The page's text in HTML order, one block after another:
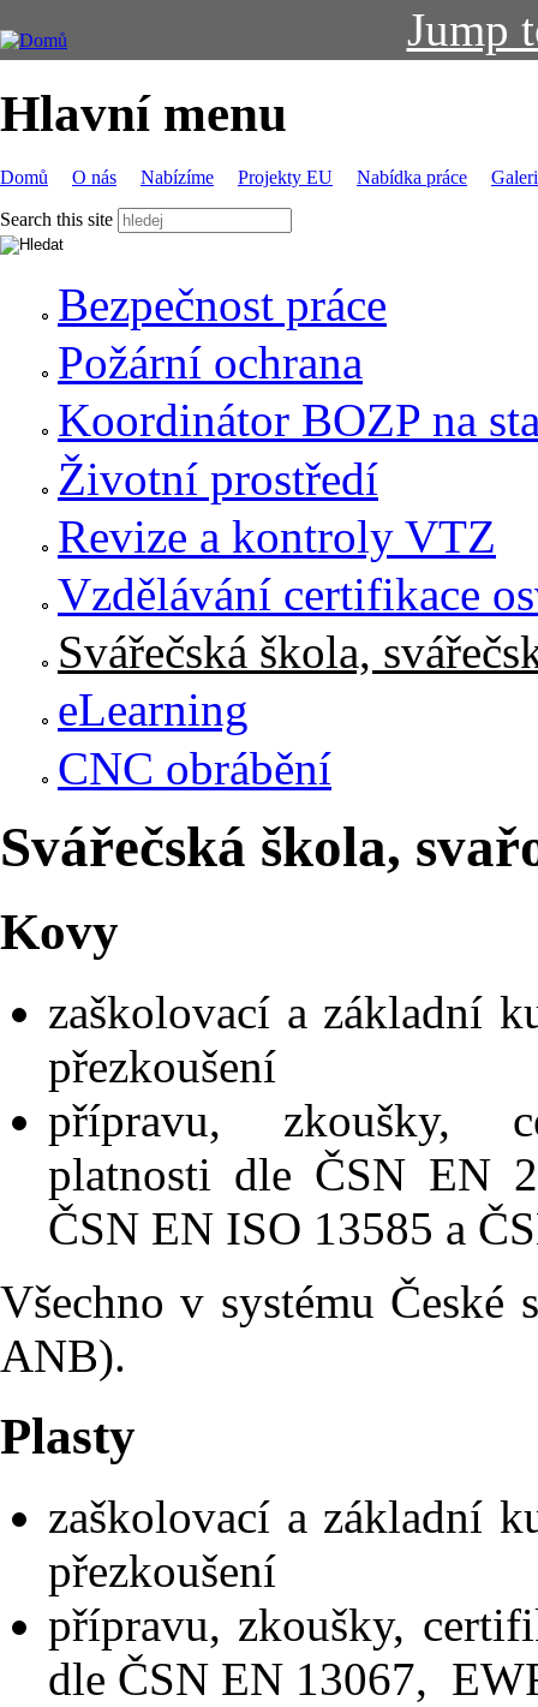
Jump
Hlavní menu
Domů O nás Nabízíme Projekty EU Nabídka práce
Search this site
Bezpečnost práce
Požární ochrana
Koordinátor BOZP na
Životní prostředí
Revize a kontroly VTZ
Vzdělávání certifikace
Svářečská škola,
eLearning
CNC obrábění
Svářečská škola,
Kovy
zaškolovací a základní
přezkoušení
přípravu, zkoušky,
platnosti dle ČSN EN
ČSN EN ISO 13585 a
Všechno v systému České
ANB).
Plasty
zaškolovací a základní
přezkoušení
přípravu, zkoušky,
dle ČSN EN 13067,